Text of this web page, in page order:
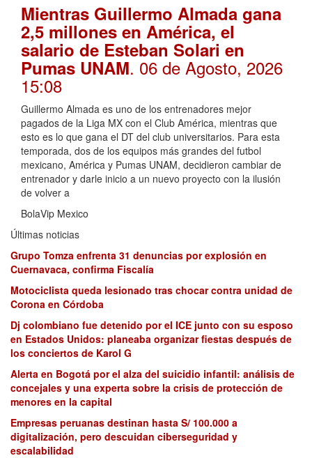
Mientras Guillermo Almada gana
2,5 millones en América, el
salario de Esteban Solari en
Pumas UNAM. 06 de Agosto, 2026
15:08
Guillermo Almada es uno de los entrenadores mejor
pagados de la Liga MX con el Club América, mientras que
esto es lo que gana el DT del club universitarios. Para esta
temporada, dos de los equipos más grandes del futbol
mexicano, América y Pumas UNAM, decidieron cambiar de
entrenador y darle inicio a un nuevo proyecto con la ilusión
de volver a
BolaVip Mexico
Últimas noticias
Grupo Tomza enfrenta 31 denuncias por explosión en
Cuernavaca, confirma Fiscalía
Motociclista queda lesionado tras chocar contra unidad de
Corona en Córdoba
Dj colombiano fue detenido por el ICE junto con su esposo
en Estados Unidos: planeaba organizar fiestas después de
los conciertos de Karol G
Alerta en Bogotá por el alza del suicidio infantil: análisis de
concejales y una experta sobre la crisis de protección de
menores en la capital
Empresas peruanas destinan hasta S/ 100.000 a
digitalización, pero descuidan ciberseguridad y
escalabilidad